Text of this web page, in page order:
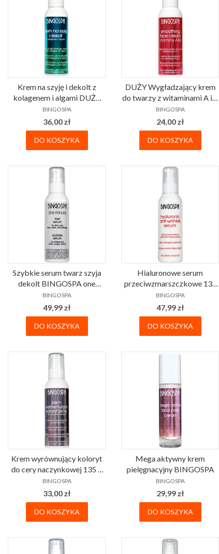
Krem na szyję i dekolt z
kolagenem i algami DUŻY
135g BINGOSPA
PRODUCENT
BINGOSPA
Cena
36,00 zł
DO KOSZYKA
DUŻY Wygładzający krem
do twarzy z witaminami A i E
135 gram BINGOSPA
PRODUCENT
BINGOSPA
Cena
24,00 zł
DO KOSZYKA
Szybkie serum twarz szyja
dekolt BINGOSPA one
minute
PRODUCENT
BINGOSPA
Cena
49,99 zł
DO KOSZYKA
Hialuronowe serum
przeciwzmarszczkowe 135
g BINGOSPA
PRODUCENT
BINGOSPA
Cena
47,99 zł
DO KOSZYKA
Krem wyrównujący koloryt
do cery naczynkowej 135 g
BINGOSPA
PRODUCENT
BINGOSPA
Cena
33,00 zł
DO KOSZYKA
Mega aktywny krem
pielęgnacyjny BINGOSPA
PRODUCENT
BINGOSPA
Cena
29,99 zł
DO KOSZYKA